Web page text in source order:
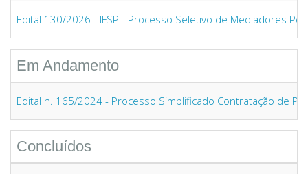
Edital 130/2026 - IFSP - Processo Seletivo de Mediadores
Em Andamento
Edital n. 165/2024 - Processo Simplificado Contratação de
Concluídos